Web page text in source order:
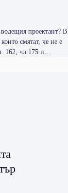
проектант? В
смятат, че не е
162, чл 175 и…